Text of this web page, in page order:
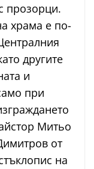
прозорци.
храма е по-
другите
и
при
Митьо
от
на